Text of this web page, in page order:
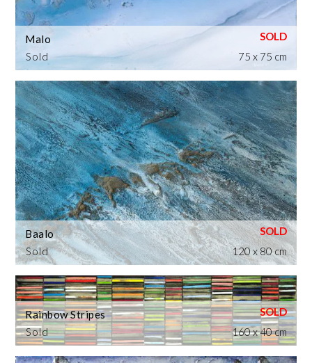
Sold
Malo
75 x 75 cm
Sold
Baalo
120 x 80 cm
Sold
Rainbow Stripes
160 x 40 cm